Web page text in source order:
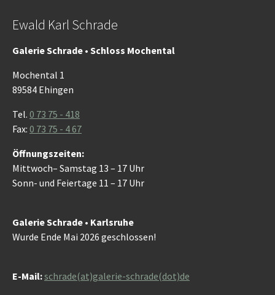
Ewald Karl Schrade
Galerie Schrade • Schloss Mochental
Mochental 1
89584 Ehingen
Tel. 0 73 75 - 418
Fax: 0 73 75 - 4 67
Öffnungszeiten:
Mittwoch– Samstag 13 – 17 Uhr
Sonn- und Feiertage 11 – 17 Uhr
Galerie Schrade • Karlsruhe
Wurde Ende Mai 2026 geschlossen!
E-Mail:schrade(at)galerie-schrade(dot)de